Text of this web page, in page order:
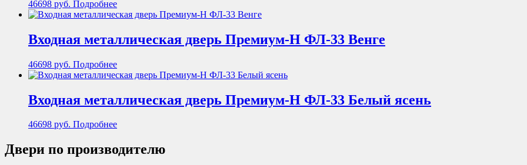
46698 руб. Подробнее
Входная металлическая дверь Премиум-Н ФЛ-33 Венге
46698 руб. Подробнее
Входная металлическая дверь Премиум-Н ФЛ-33 Белый ясень
46698 руб. Подробнее
Двери по производителю